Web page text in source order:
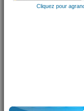
Cliquez pour